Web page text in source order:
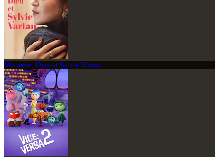
Ma mère, Dieu et Sylvie Vartan